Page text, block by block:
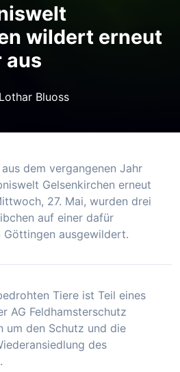
wildert erneut
aus
Lothar Bluoss
dem vergangenen Jahr
Gelsenkirchen erneut
27. Mai, wurden drei
auf einer dafür
ausgewildert.
Tiere ist Teil eines
AG Feldhamsterschutz
um den Schutz und die
des